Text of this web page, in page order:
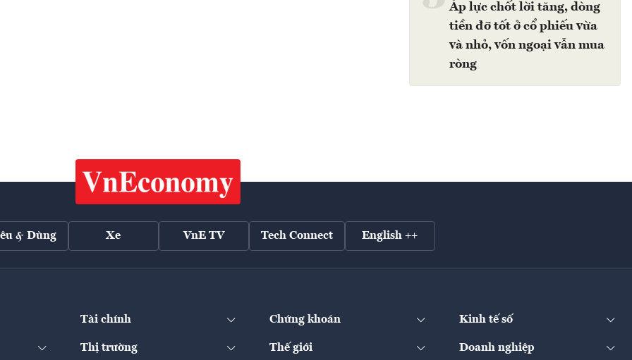
Áp lực chốt lời tăng, dòng
tiền đỡ tốt ở cổ phiếu vừa
và nhỏ, vốn ngoại vẫn mua
ròng
& Dùng Xe VnE TV Tech Connect English ++
Tài chính Chứng khoán Kinh tế số
Thị trường Thế giới Doanh nghiệp